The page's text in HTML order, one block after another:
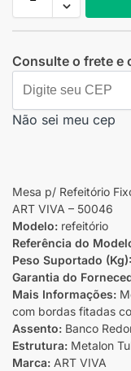
Consulte o frete e
Não sei meu cep
Mesa p/ Refeitório
ART VIVA – 50046
Modelo: refeitório
Referência do
Peso Suportado (Kg):
Garantia do
Mais Informações:
com bordas fitadas
Assento: Banco
Estrutura: Metalon
Marca: ART VIVA